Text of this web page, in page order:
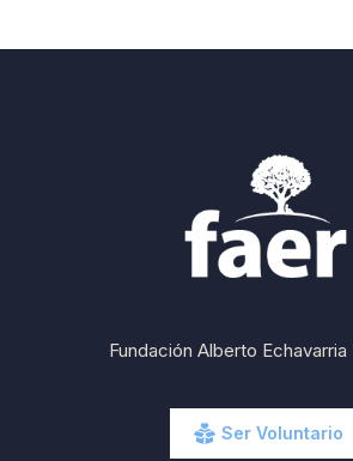
Fundación Alberto
Ser Voluntario